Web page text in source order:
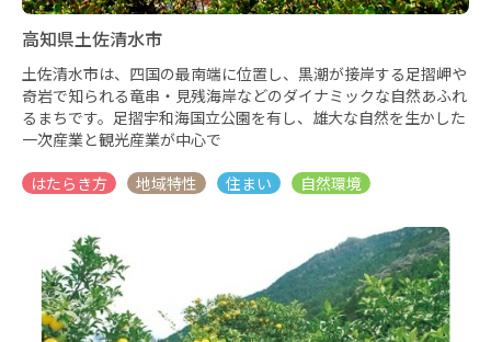
高知県土佐清水市
土佐清水市は、四国の最南端に位置し、黒潮が接岸する足摺岬や
奇岩で知られる竜串・見残海岸などのダイナミックな自然あふれ
るまちです。足摺宇和海国立公園を有し、雄大な自然を生かした
一次産業と観光産業が中心で